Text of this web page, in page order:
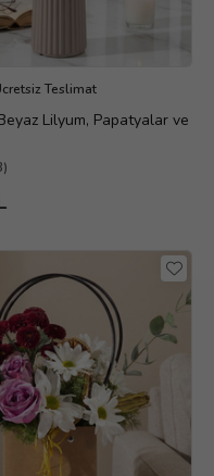
Teslimat
Lilyum, Papatyalar ve